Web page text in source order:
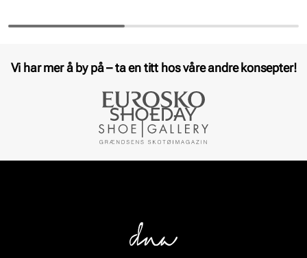
Vi har mer å by på – ta en titt hos våre andre konsepter!